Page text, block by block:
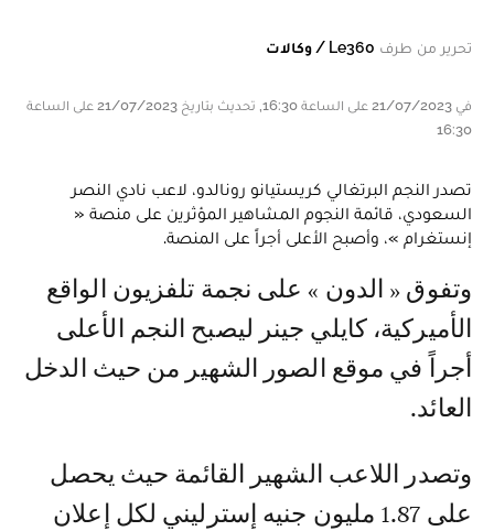
تحرير من طرف Le360 / وكالات
في 21/07/2023 على الساعة 16:30, تحديث بتاريخ 21/07/2023 على الساعة
16:30
تصدر النجم البرتغالي كريستيانو رونالدو، لاعب نادي النصر
السعودي، قائمة النجوم المشاهير المؤثرين على منصة «
إنستغرام »، وأصبح الأعلى أجراً على المنصة.
وتفوق « الدون » على نجمة تلفزيون الواقع
الأميركية، كايلي جينر ليصبح النجم الأعلى
أجراً في موقع الصور الشهير من حيث الدخل
العائد.
وتصدر اللاعب الشهير القائمة حيث يحصل
على 1.87 مليون جنيه إسترليني لكل إعلان